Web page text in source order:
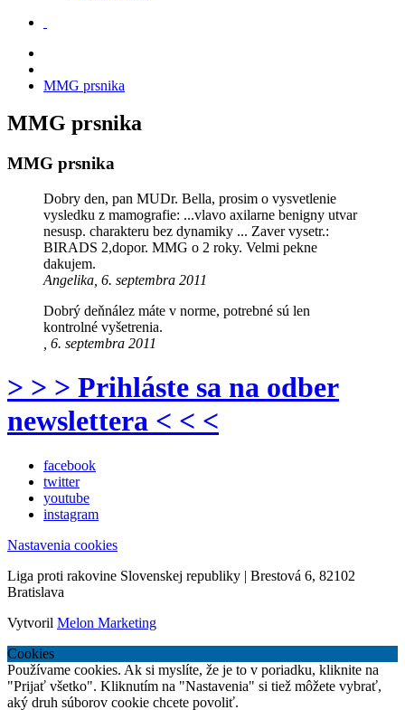
MMG prsnika
MMG prsnika
MMG prsnika
Dobry den, pan MUDr. Bella, prosim o vysvetlenie
vysledku z mamografie: ...vlavo axilarne benigny utvar
nesusp. charakteru bez dynamiky ... Zaver vysetr.:
BIRADS 2,dopor. MMG o 2 roky. Velmi pekne
dakujem.
Angelika, 6. septembra 2011
Dobrý deňnález máte v norme, potrebné sú len
kontrolné vyšetrenia.
, 6. septembra 2011
> > > Prihláste sa na odber
newslettera < < <
facebook
twitter
youtube
instagram
Nastavenia cookies
Liga proti rakovine Slovenskej republiky | Brestová 6, 82102
Bratislava
Vytvoril Melon Marketing
Cookies
Používame cookies. Ak si myslíte, že je to v poriadku, kliknite na
"Prijať všetko". Kliknutím na "Nastavenia" si tiež môžete vybrať,
aký druh súborov cookie chcete povoliť.